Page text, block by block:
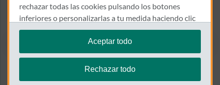
927 425 322
Llamar a GONZALEZ
Ver el mapa en Google Maps
rechazar todas las cookies pulsando los botones
inferiores o personalizarlas a tu medida haciendo clic
en"configurar cookies".
Te recordamos que puedes modificar tus ajustes de
cookies en cualquier momento en la sección
Aceptar todo
Rechazar todo